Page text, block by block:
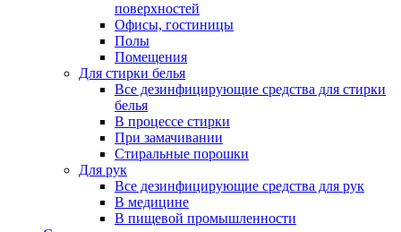
поверхностей
Офисы, гостиницы
Полы
Помещения
Для стирки белья
Все дезинфицирующие средства для стирки
белья
В процессе стирки
При замачивании
Стиральные порошки
Для рук
Все дезинфицирующие средства для рук
В медицине
В пищевой промышленности